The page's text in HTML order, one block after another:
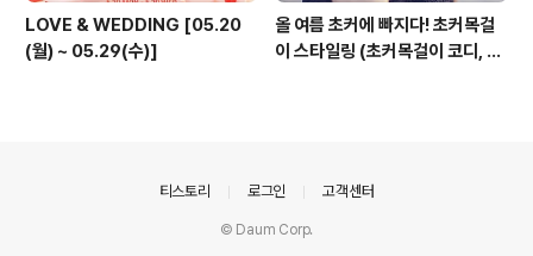
LOVE & WEDDING [05.20
(월) ~ 05.29(수)]
올 여름 초커에 빠지다! 초커목걸
이 스타일링 (초커목걸이 코디, 초
티스토리 로그인 고객센터
© Daum Corp.